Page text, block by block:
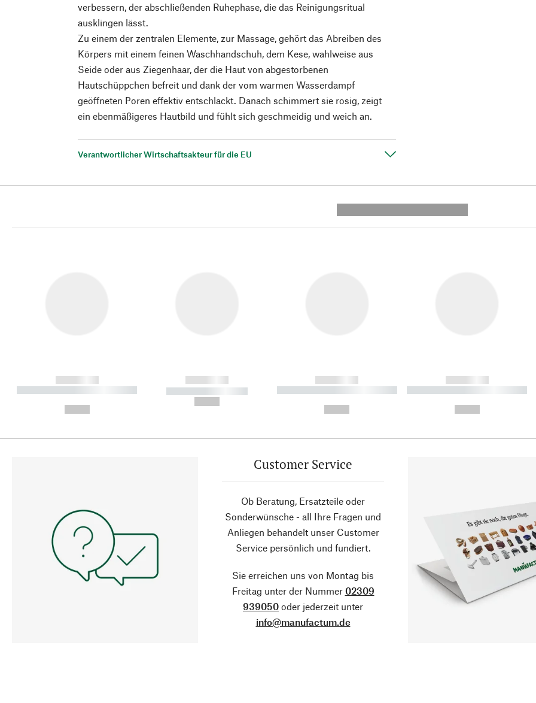
verbessern, der abschließenden Ruhephase, die das Reinigungsritual
ausklingen lässt.
Zu einem der zentralen Elemente, zur Massage, gehört das Abreiben des
Körpers mit einem feinen Waschhandschuh, dem Kese, wahlweise aus
Seide oder aus Ziegenhaar, der die Haut von abgestorbenen
Hautschüppchen befreit und dank der vom warmen Wasserdampf
geöffneten Poren effektiv entschlackt. Danach schimmert sie rosig, zeigt
ein ebenmäßigeres Hautbild und fühlt sich geschmeidig und weich an.
Verantwortlicher Wirtschaftsakteur für die EU
------------
----------- ----------- ----------
------------
----------- -----------
------------
----------- ----------- ----------
------------
----------- ----------- ----------
Customer Service
Ob Beratung, Ersatzteile oder
Sonderwünsche - all Ihre Fragen und
Anliegen behandelt unser Customer
Service persönlich und fundiert.
Sie erreichen uns von Montag bis
Freitag unter der Nummer 02309
939050 oder jederzeit unter
info@manufactum.de